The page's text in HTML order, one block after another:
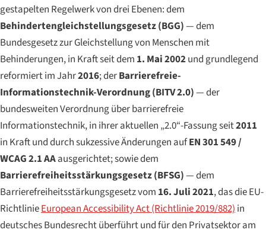
gestapelten Regelwerk von drei Ebenen: dem
Behindertengleichstellungsgesetz (BGG)— dem
Bundesgesetz zur Gleichstellung von Menschen mit
Behinderungen, in Kraft seit dem 1. Mai 2002und grundlegend
reformiert im Jahr2016; derBarrierefreie-
Informationstechnik-Verordnung (BITV 2.0)— der
bundesweiten Verordnung über barrierefreie
Informationstechnik, in ihrer aktuellen „2.0“-Fassung seit2011
in Kraft und durch sukzessive Änderungen aufEN 301 549 /
WCAG 2.1 AAausgerichtet; sowie dem
Barrierefreiheitsstärkungsgesetz (BFSG)— dem
Barrierefreiheitsstärkungsgesetz vom 16. Juli 2021, das die EU-
RichtlinieEuropean Accessibility Act (Richtlinie 2019/882) in
deutsches Bundesrecht überführt und für den Privatsektor am